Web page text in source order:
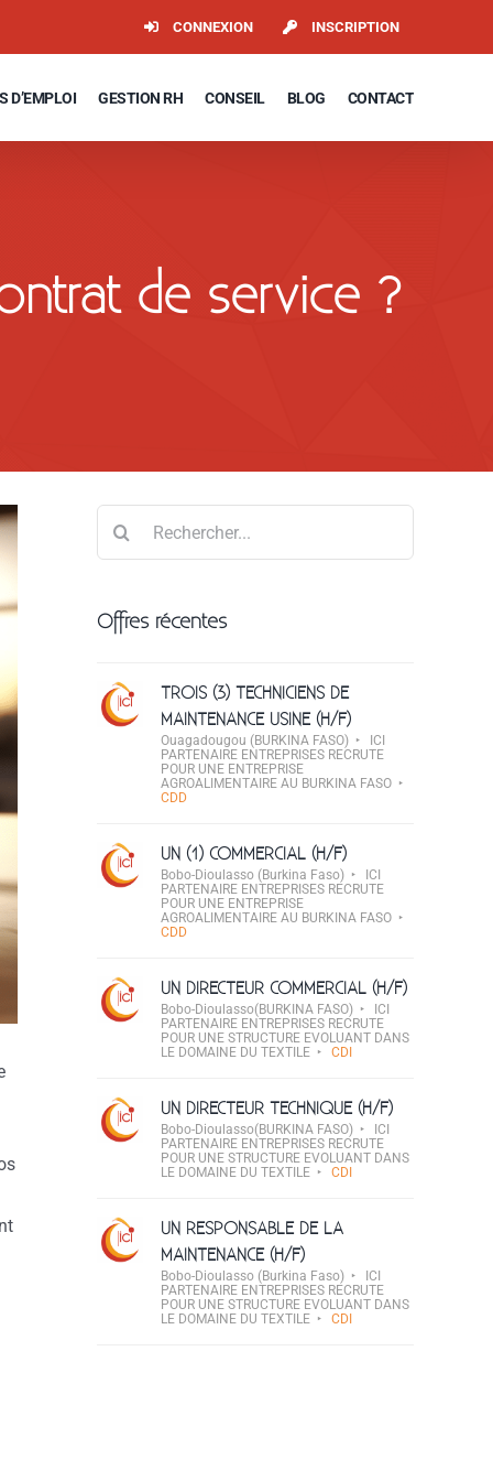
CONNEXION INSCRIPTION
D’EMPLOI GESTION RH CONSEIL BLOG CONTACT
de service ?
Offres récentes
TROIS (3) TECHNICIENS DE
MAINTENANCE USINE (H/F)
Ouagadougou (BURKINA FASO)
ICI
PARTENAIRE ENTREPRISES RECRUTE
POUR UNE ENTREPRISE
AGROALIMENTAIRE AU BURKINA FASO
CDD
UN (1) COMMERCIAL (H/F)
Bobo-Dioulasso (Burkina Faso)
ICI
PARTENAIRE ENTREPRISES RECRUTE
POUR UNE ENTREPRISE
AGROALIMENTAIRE AU BURKINA FASO
CDD
UN DIRECTEUR COMMERCIAL (H/F)
Bobo-Dioulasso(BURKINA FASO)
ICI
PARTENAIRE ENTREPRISES RECRUTE
POUR UNE STRUCTURE EVOLUANT DANS
LE DOMAINE DU TEXTILE
CDI
UN DIRECTEUR TECHNIQUE (H/F)
Bobo-Dioulasso(BURKINA FASO)
ICI
PARTENAIRE ENTREPRISES RECRUTE
POUR UNE STRUCTURE EVOLUANT DANS
LE DOMAINE DU TEXTILE
CDI
UN RESPONSABLE DE LA
MAINTENANCE (H/F)
Bobo-Dioulasso (Burkina Faso)
ICI
PARTENAIRE ENTREPRISES RECRUTE
POUR UNE STRUCTURE EVOLUANT DANS
LE DOMAINE DU TEXTILE
CDI